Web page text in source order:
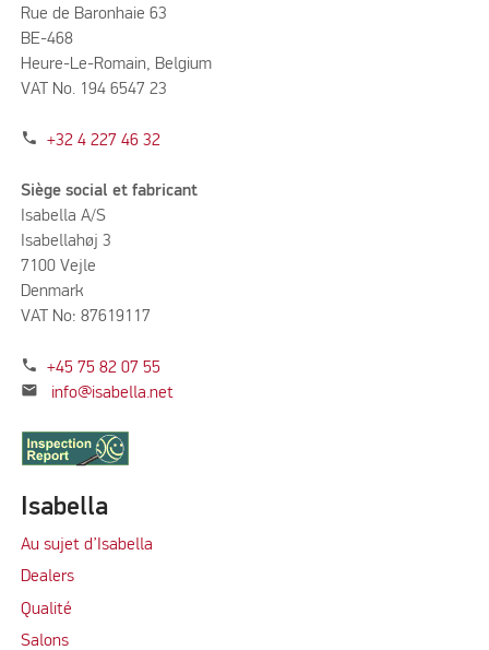
Rue de Baronhaie 63
BE-468
Heure-Le-Romain, Belgium
VAT No. 194 6547 23
phone +32 4 227 46 32
Siège social et fabricant
Isabella A/S
Isabellahøj 3
7100 Vejle
Denmark
VAT No: 87619117
phone +45 75 82 07 55
mail info@isabella.net
Isabella
Au sujet d’Isabella
Dealers
Qualité
Salons